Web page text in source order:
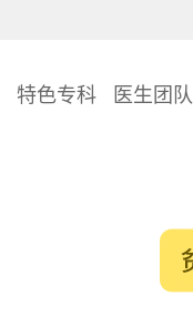
特色专科 医生团队